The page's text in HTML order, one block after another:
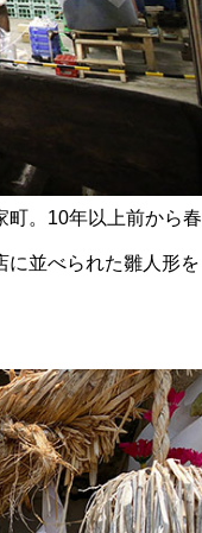
SALON（コア）【し
スポンサー様ご紹介】
OPEN】トータルビュー
ンMilimili
町。10年以上前から春
に並べられた雛人形を